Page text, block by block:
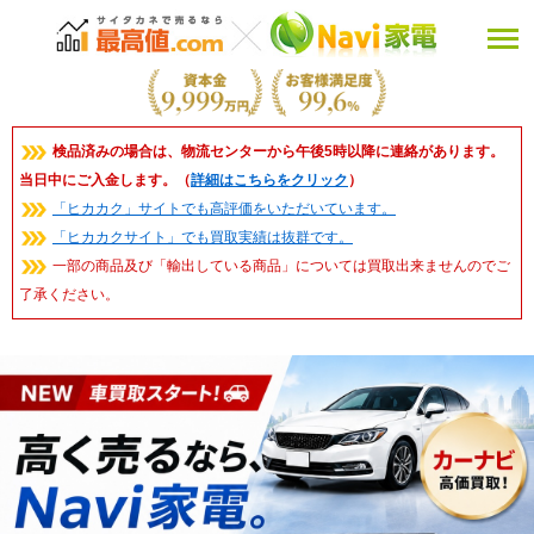
検品済みの場合は、物流センターから午後5時以降に連絡があります。
当日中にご入金します。（詳細はこちらをクリック ）
「ヒカカク」サイトでも高評価をいただいています。
「ヒカカクサイト」でも買取実績は抜群です。
一部の商品及び「輸出している商品」については買取出来ませんのでご
了承ください。